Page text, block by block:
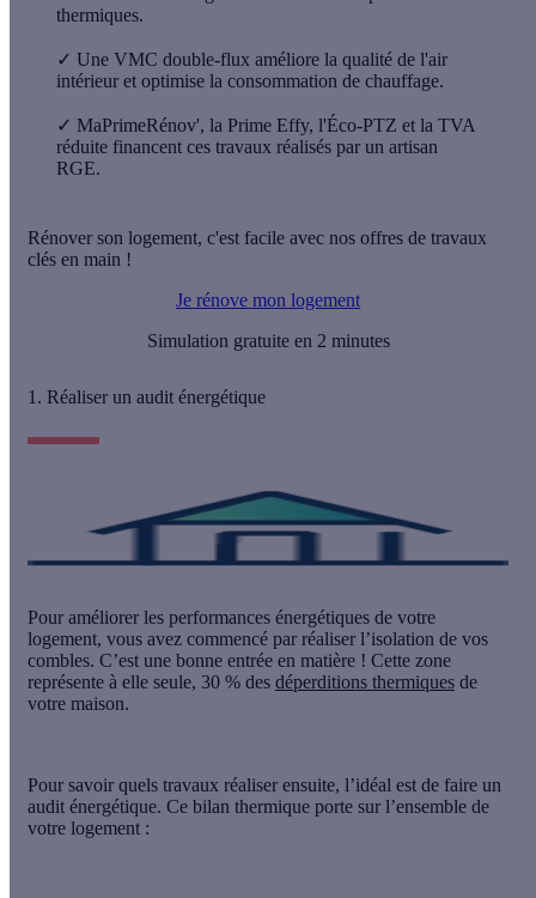
thermiques.
✓ Une VMC double-flux améliore la qualité de l'air
intérieur et optimise la consommation de chauffage.
✓ MaPrimeRénov', la Prime Effy, l'Éco-PTZ et la TVA
réduite financent ces travaux réalisés par un artisan
RGE.
Rénover son logement, c'est facile avec nos offres de travaux
clés en main !
Je rénove mon logement
Simulation gratuite en 2 minutes
1. Réaliser un audit énergétique
Pour améliorer les performances énergétiques de votre
logement, vous avez commencé par réaliser l’isolation de vos
combles. C’est une bonne entrée en matière ! Cette zone
représente à elle seule, 30 % des déperditions thermiques de
votre maison.
Pour savoir quels travaux réaliser ensuite, l’idéal est de faire un
audit énergétique. Ce bilan thermique porte sur l’ensemble de
votre logement :